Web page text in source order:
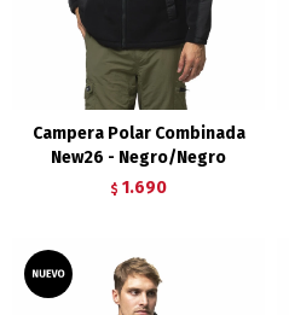
Campera Polar Combinada
New26 - Negro/Negro
$ 1.690